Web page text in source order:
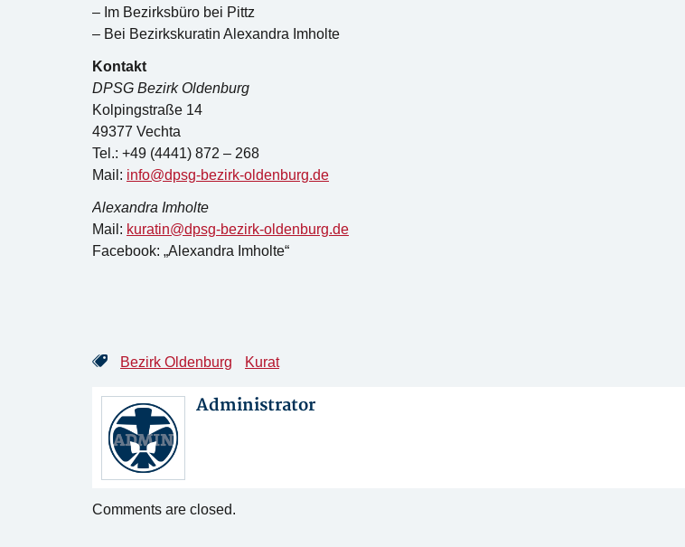
– Im Bezirksbüro bei Pittz
– Bei Bezirkskuratin Alexandra Imholte
Kontakt
DPSG Bezirk Oldenburg
Kolpingstraße 14
49377 Vechta
Tel.: +49 (4441) 872 – 268
Mail: info@dpsg-bezirk-oldenburg.de
Alexandra Imholte
Mail: kuratin@dpsg-bezirk-oldenburg.de
Facebook: „Alexandra Imholte“
Bezirk Oldenburg Kurat
Administrator
Comments are closed.